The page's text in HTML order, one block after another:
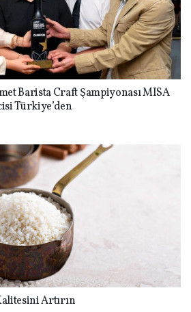
Barista Craft Şampiyonası MISA
Türkiye’den
Artırın